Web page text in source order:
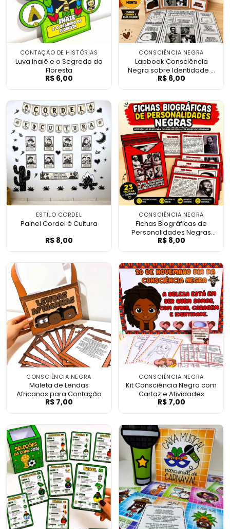
CONTAÇÃO DE HISTÓRIAS
Luva Inaiê e o Segredo da
Floresta
Luva Inaiê e o Segredo da Floresta
R$6,00
CONSCIÊNCIA NEGRA
Lapbook Consciência
Negra sobre Identidade e
Cultura
Lapbook
R$6,00
ESTILO CORDEL
Painel Cordel é Cultura
Painel Cordel é Cultura
R$8,00
CONSCIÊNCIA NEGRA
Fichas Biográficas de
Personalidades Negras
Brasileiras
Fichas
R$8,00
CONSCIÊNCIA NEGRA
Maleta de Lendas
Africanas para Contação
Maleta de Lendas Africanas para
R$7,00
CONSCIÊNCIA NEGRA
Kit Consciência Negra com
Cartaz e Atividades
Kit
R$7,00